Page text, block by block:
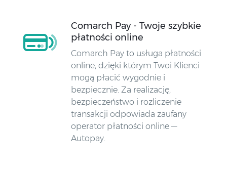
Comarch Pay - Twoje szybkie
płatności online
Comarch Pay to usługa płatności
online, dzięki którym Twoi Klienci
mogą płacić wygodnie i
bezpiecznie. Za realizację,
bezpieczeństwo i rozliczenie
transakcji odpowiada zaufany
operator płatności online —
Autopay.